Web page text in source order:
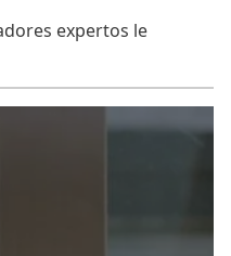
expertos le